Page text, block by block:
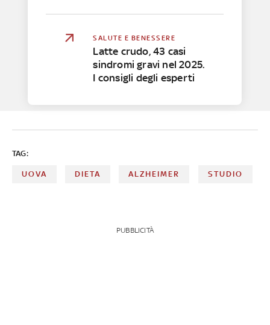
SALUTE E BENESSERE
Latte crudo, 43 casi
sindromi gravi nel 2025.
I consigli degli esperti
TAG:
UOVA DIETA ALZHEIMER STUDIO
PUBBLICITÀ